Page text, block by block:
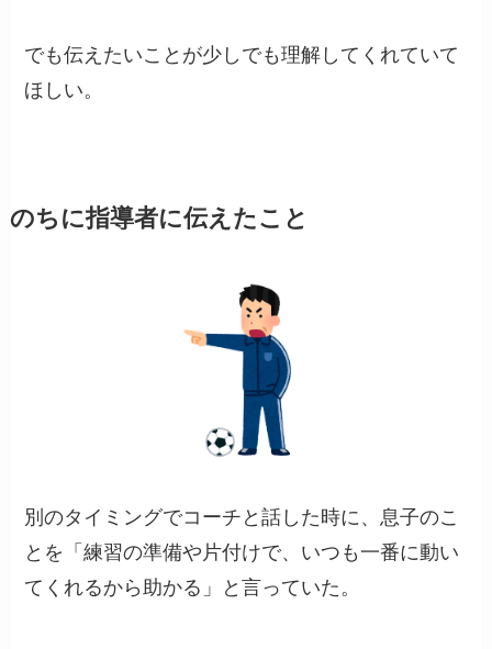
でも伝えたいことが少しでも理解してくれていて
ほしい。
のちに指導者に伝えたこと
別のタイミングでコーチと話した時に、息子のこ
とを「練習の準備や片付けで、いつも一番に動い
てくれるから助かる」と言っていた。